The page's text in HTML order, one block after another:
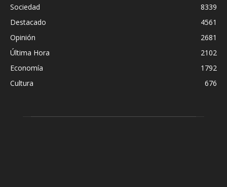
Sociedad
8339
Destacado
4561
Opinión
2681
Última Hora
2102
Economía
1792
Cultura
676